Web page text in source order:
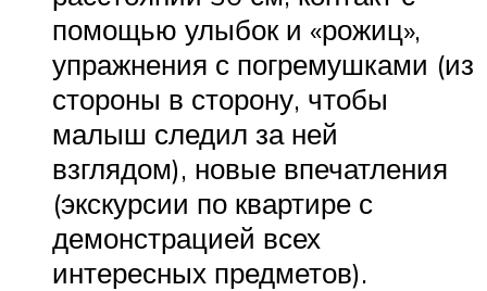
помощью улыбок и «рожиц»,
упражнения с погремушками (из
стороны в сторону, чтобы
малыш следил за ней
взглядом), новые впечатления
(экскурсии по квартире с
демонстрацией всех
интересных предметов).